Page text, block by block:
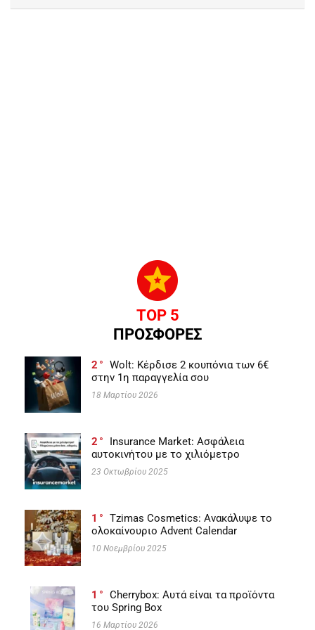
TOP 5
ΠΡΟΣΦΟΡΕΣ
2
Wolt: Κέρδισε 2 κουπόνια των 6€
στην 1η παραγγελία σου
18 Μαρτίου 2026
2
Insurance Market: Ασφάλεια
αυτοκινήτου με το χιλιόμετρο
23 Οκτωβρίου 2025
1
Tzimas Cosmetics: Ανακάλυψε το
ολοκαίνουριο Advent Calendar
10 Νοεμβρίου 2025
1
Cherrybox: Αυτά είναι τα προϊόντα
του Spring Box
16 Μαρτίου 2026